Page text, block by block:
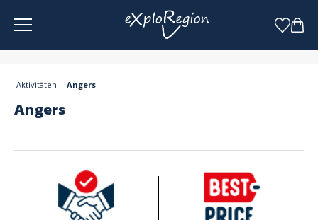
Aktivitäten Angers
Angers